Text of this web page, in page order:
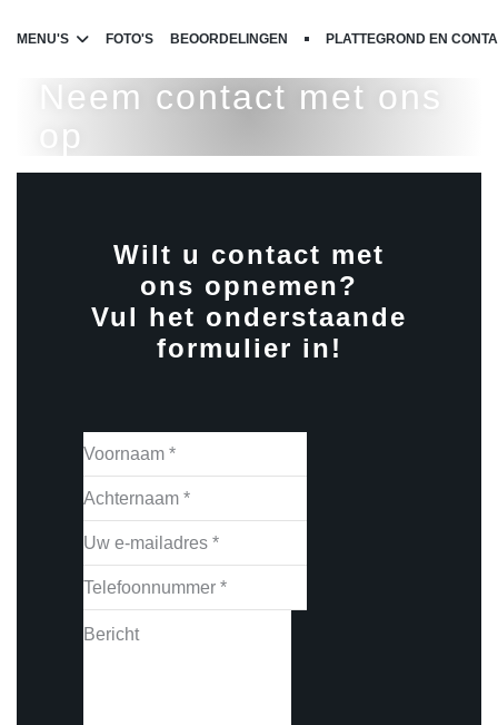
Robert et Louise
MENU'S FOTO'S BEOORDELINGEN PLATTEGROND EN
Neem contact met ons
op
Wilt u contact met
ons opnemen?
Vul het onderstaande
formulier in!